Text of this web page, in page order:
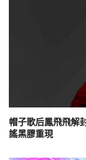
帽子歌后鳳飛飛解
謠黑膠重現